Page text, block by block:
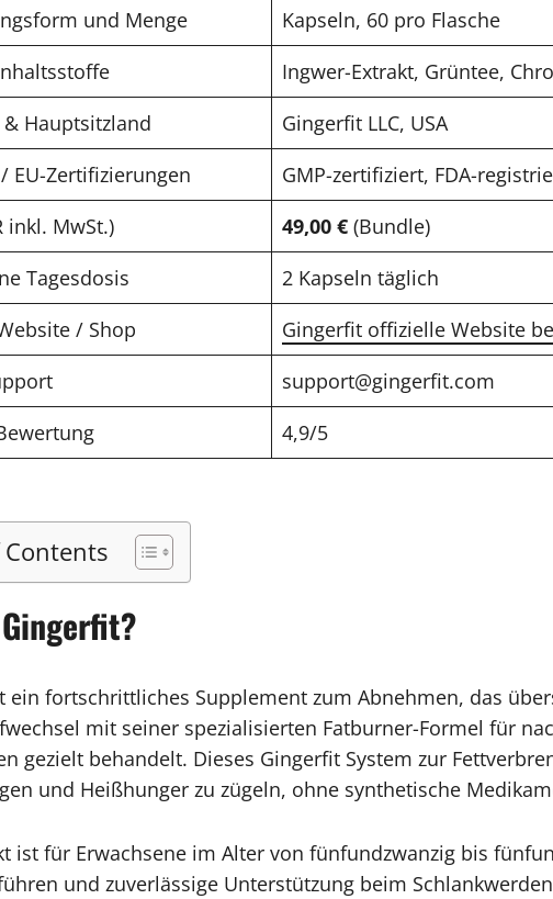
und Menge
Kapseln, 60 pro Flasche
Ingwer-Extrakt, Grüntee,
Hauptsitzland
Gingerfit LLC, USA
EU-Zertifizierungen
GMP-zertifiziert, FDA-
inkl. MwSt.)
49,00 €(Bundle)
Tagesdosis
2 Kapseln täglich
/ Shop
Gingerfit offizielle Website
support@gingerfit.com
4,9/5
ein fortschrittliches Supplement zum Abnehmen, das
mit seiner spezialisierten Fatburner-Formel für
gezielt behandelt. Dieses Gingerfit System zur
und Heißhunger zu zügeln, ohne synthetische
ist für Erwachsene im Alter von fünfundzwanzig bis
und zuverlässige Unterstützung beim